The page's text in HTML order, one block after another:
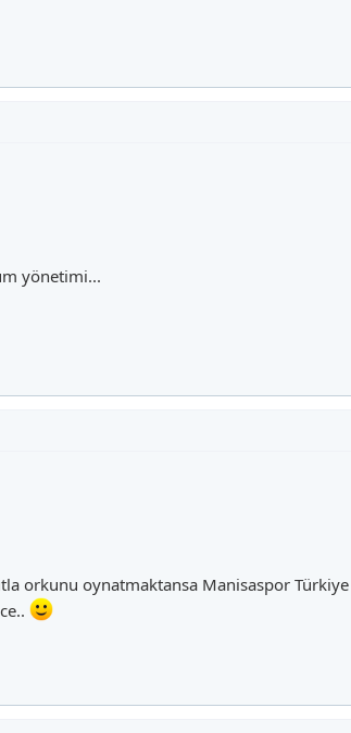
yönetimi...
orkunu oynatmaktansa Manisaspor